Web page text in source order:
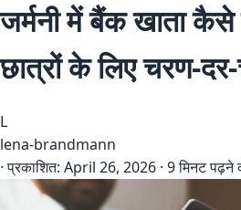
जर्मनी में बैंक खाता कैसे
छात्रों के लिए चरण-दर-
L
lena-brandmann
· प्रकाशित: April 26, 2026 · 9 मिनट पढ़ने